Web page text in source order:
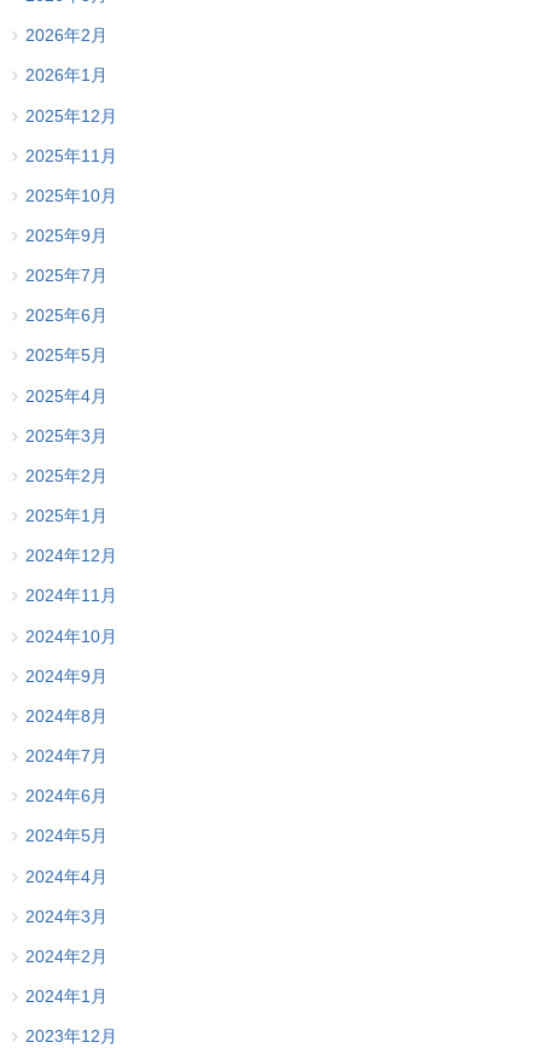
2026年2月
2026年1月
2025年12月
2025年11月
2025年10月
2025年9月
2025年7月
2025年6月
2025年5月
2025年4月
2025年3月
2025年2月
2025年1月
2024年12月
2024年11月
2024年10月
2024年9月
2024年8月
2024年7月
2024年6月
2024年5月
2024年4月
2024年3月
2024年2月
2024年1月
2023年12月